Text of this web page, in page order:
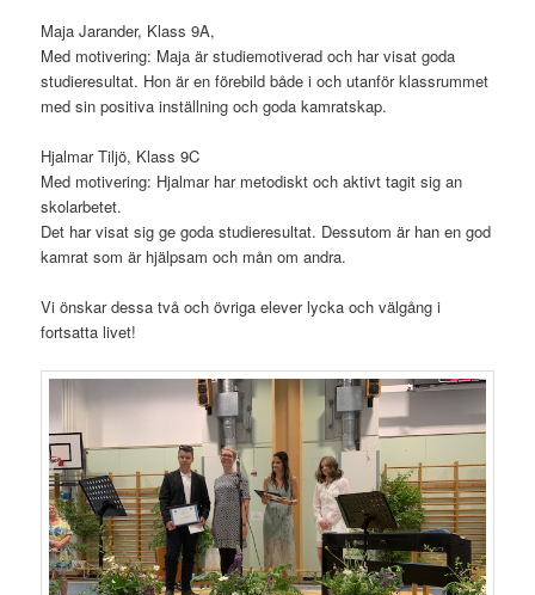
Maja Jarander, Klass 9A,
Med motivering: Maja är studiemotiverad och har visat goda
studieresultat. Hon är en förebild både i och utanför klassrummet
med sin positiva inställning och goda kamratskap.
Hjalmar Tiljö, Klass 9C
Med motivering: Hjalmar har metodiskt och aktivt tagit sig an
skolarbetet.
Det har visat sig ge goda studieresultat. Dessutom är han en god
kamrat som är hjälpsam och mån om andra.
Vi önskar dessa två och övriga elever lycka och välgång i
fortsatta livet!